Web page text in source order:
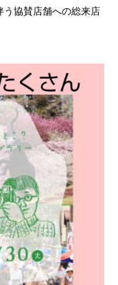
う協賛店舗への総来店